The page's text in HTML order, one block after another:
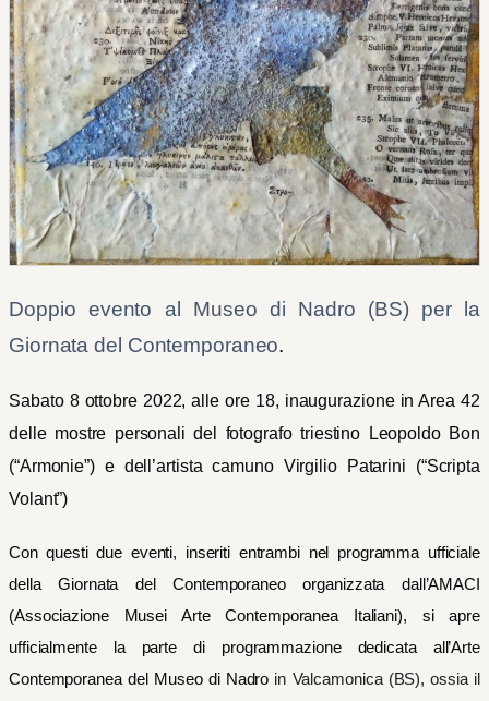
Doppio evento al Museo di Nadro (BS) per la
Giornata del Contemporaneo.
Sabato 8 ottobre 2022, alle ore 18, inaugurazione in Area 42
delle mostre personali del fotografo triestino Leopoldo Bon
(“Armonie”) e dell’artista camuno Virgilio Patarini (“Scripta
Volant”)
Con questi due eventi, inseriti entrambi nel programma ufficiale
della Giornata del Contemporaneo organizzata dall’AMACI
(Associazione Musei Arte Contemporanea Italiani), si apre
ufficialmente la parte di programmazione dedicata all’Arte
Contemporanea del Museo di Nadro in Valcamonica (BS), ossia il